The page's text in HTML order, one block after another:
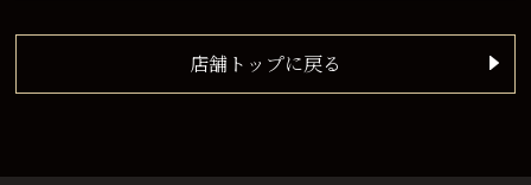
店舗トップに戻る